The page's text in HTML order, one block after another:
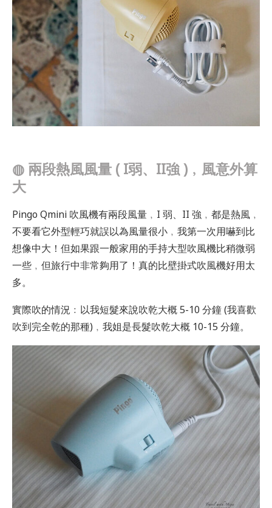
◍ 兩段熱風風量 ( I弱、II強 )﹐風意外算
大
Pingo Qmini 吹風機有兩段風量﹐I 弱、II 強﹐都是熱風﹐
不要看它外型輕巧就誤以為風量很小﹐我第一次用嚇到比
想像中大！但如果跟一般家用的手持大型吹風機比稍微弱
一些﹐但旅行中非常夠用了！真的比壁掛式吹風機好用太
多。
實際吹的情況﹕以我短髮來說吹乾大概 5-10 分鐘 (我喜歡
吹到完全乾的那種)﹐我姐是長髮吹乾大概 10-15 分鐘。